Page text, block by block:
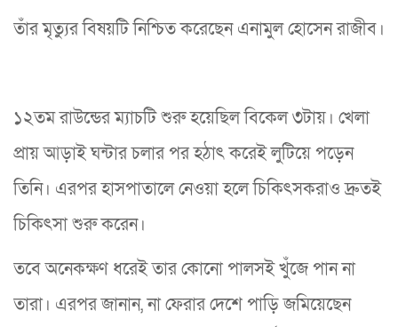
তাঁর মৃত্যুর বিষয়টি নিশ্চিত করেছেন এনামুল হোসেন রাজীব।
১২তম রাউন্ডের ম্যাচটি শুরু হয়েছিল বিকেল ৩টায়। খেলা
প্রায় আড়াই ঘন্টার চলার পর হঠাৎ করেই লুটিয়ে পড়েন
তিনি। এরপর হাসপাতালে নেওয়া হলে চিকিৎসকরাও দ্রুতই
চিকিৎসা শুরু করেন।
তবে অনেকক্ষণ ধরেই তার কোনো পালসই খুঁজে পান না
তারা। এরপর জানান, না ফেরার দেশে পাড়ি জমিয়েছেন